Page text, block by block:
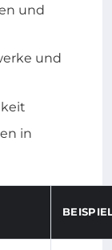
und
und
in